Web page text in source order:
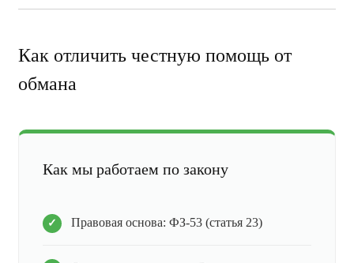
Как отличить честную помощь от
обмана
Как мы работаем по закону
Правовая основа: ФЗ-53 (статья 23)